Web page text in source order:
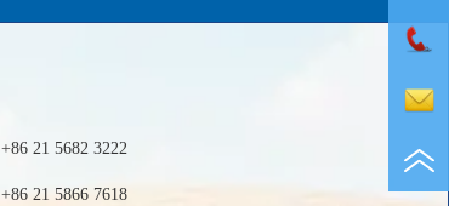
+86 21 5682 3222
+86 21 5866 7618